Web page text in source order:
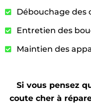
Débouchage des
Entretien des
Maintien des
Si vous pensez
coute cher à